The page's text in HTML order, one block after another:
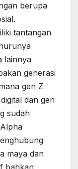
berupa
tantangan
lainnya
generasi
gen Z
dan gen
sudah
maya dan